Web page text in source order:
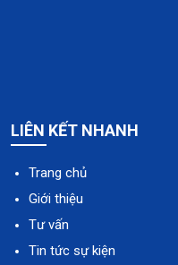
LIÊN KẾT NHANH
Trang chủ
Giới thiệu
Tư vấn
Tin tức sự kiện